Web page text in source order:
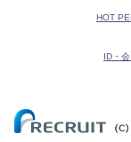
HOT
ID・